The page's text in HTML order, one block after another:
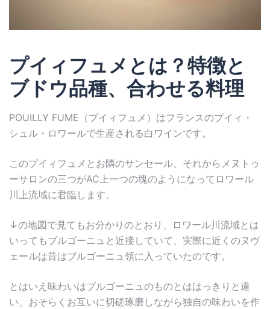
プイィフュメとは？特徴と
ブドウ品種、合わせる料理
POUILLY FUME（プイィフュメ）はフランスのプイィ・
シュル・ロワールで生産される白ワインです。
このプイィフュメとお隣のサンセール、それからメヌトゥ
ーサロンの三つがAC上一つの塊のようになってロワール
川上流域に君臨します。
↓の地図で見てもお分かりのとおり、ロワール川流域とは
いってもブルゴーニュと近接していて、実際に近くのヌヴ
ェールは昔はブルゴーニュ領に入っていたのです。
とはいえ味わいはブルゴーニュのものとははっきりと違
い、おそらくお互いに切磋琢磨しながら独自の味わいを作